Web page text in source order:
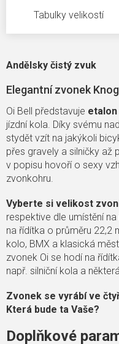
Tabulky velikostí
Andělsky čistý zvuk
Elegantní zvonek
Oi Bell představuje
jízdní kola. Díky svému
stydět vzít na jakýkoli
přes gravely a silničky až
v popisu hovoří o sexy
zvonkohru.
Vyberte si velikost
respektive dle umístění
na řídítka o průměru 22,2
kolo, BMX a klasická
zvonek Oi se hodí na
např. silniční kola a
Zvonek se vyrábí ve
Která bude ta Vaše?
Doplňkové